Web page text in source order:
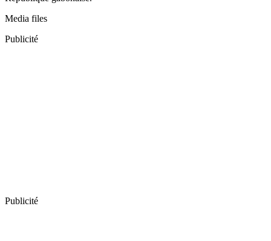
Media files
Publicité
Publicité